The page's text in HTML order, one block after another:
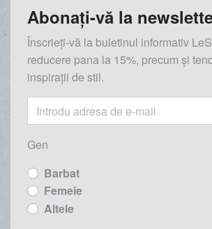
Abonați-vă la
Înscrieți-vă la buletinul informativ
reducere pana la 15%, precum și
inspirații de stil.
Gen
Barbat
Femeie
Altele